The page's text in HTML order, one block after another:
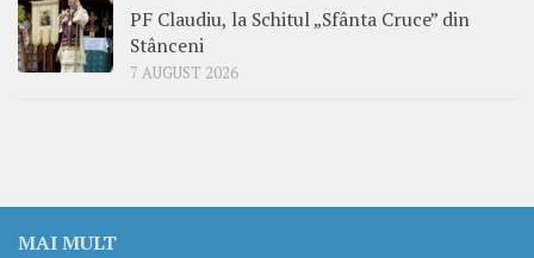
PF Claudiu, la Schitul „Sfânta Cruce” din
Stânceni
7 AUGUST 2026
MAI MULT